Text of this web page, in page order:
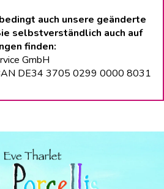
auch unsere geänderte
selbstverständlich auch auf
finden:
GmbH
DE34 3705 0299 0000 8031